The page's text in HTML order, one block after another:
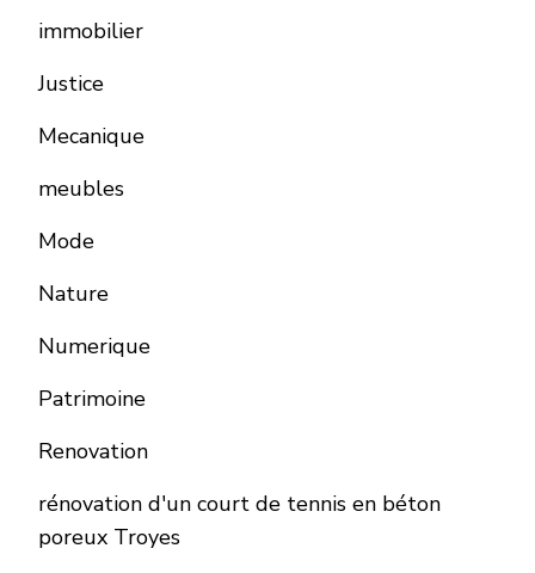
immobilier
Justice
Mecanique
meubles
Mode
Nature
Numerique
Patrimoine
Renovation
rénovation d'un court de tennis en béton
poreux Troyes